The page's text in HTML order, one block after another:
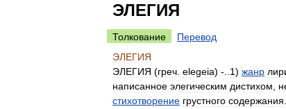
ЭЛЕГИЯ
Толкование
Перевод
ЭЛЕГИЯ
ЭЛЕГИЯ (греч elegeia) -.. 1) жанр
написанное элегическим дистихом
стихотворение грустного содержания